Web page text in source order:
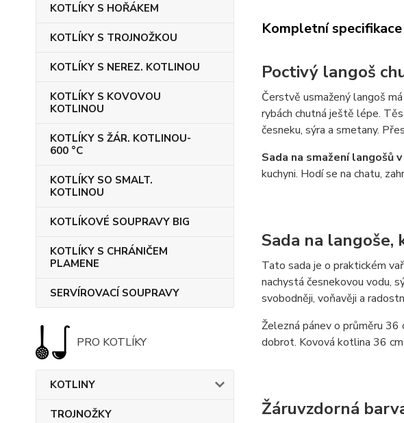
KOTLÍKY S HOŘÁKEM
KOTLÍKY S TROJNOŽKOU
KOTLÍKY S NEREZ. KOTLINOU
KOTLÍKY S KOVOVOU
KOTLINOU
KOTLÍKY S ŽÁR. KOTLINOU-
600 °C
KOTLÍKY SO SMALT.
KOTLINOU
KOTLÍKOVÉ SOUPRAVY BIG
KOTLÍKY S CHRÁNIČEM
PLAMENE
SERVÍROVACÍ SOUPRAVY
PRO KOTLÍKY
KOTLINY
TROJNOŽKY
Kompletní specifikace
Poctivý langoš
Čerstvě usmažený langoš
rybách chutná ještě lépe.
česneku, sýra a smetany.
Sada na smažení langošů
kuchyni. Hodí se na chatu,
Sada na
Tato sada je o praktickém
nachystá česnekovou vodu,
svobodněji, voňavěji a
Železná pánev o průměru 36
dobrot. Kovová kotlina 36
Žáruvzdorná